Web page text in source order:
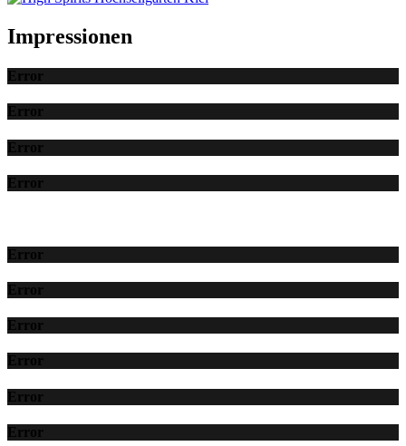
Impressionen
Error
Error
Error
Error
Error
Error
Error
Error
Error
Error